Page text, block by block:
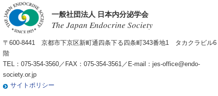
一般社団法人 日本内分泌学会
The Japan Endocrine Society
〒600-8441 京都市下京区新町通四条下る四条町343番地1 タカクラビル6
階
TEL：075-354-3560／FAX：075-354-3561／E-mail： jes-office@endo-
society.or.jp
サイトポリシー